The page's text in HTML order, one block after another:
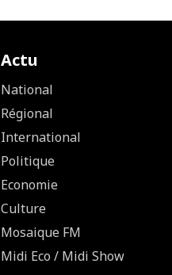
Actu
National
Régional
International
Politique
Economie
Culture
Mosaique FM
Midi Eco / Midi Show